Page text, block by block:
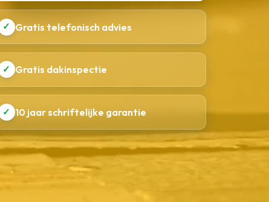
✓ Gratis telefonisch advies
✓ Gratis dakinspectie
✓ 10 jaar schriftelijke garantie